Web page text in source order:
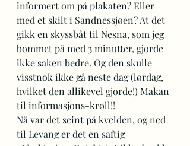
informert om på plakaten? Eller
med et skilt i Sandnessjøen? At det
gikk en skyssbåt til Nesna, som jeg
bommet på med 3 minutter, gjorde
ikke saken bedre. Og den skulle
visstnok ikke gå neste dag (lørdag,
hvilket den allikevel gjorde!) Makan
til informasjons-krøll!!
Nå var det seint på kvelden, og ned
til Levang er det en saftig